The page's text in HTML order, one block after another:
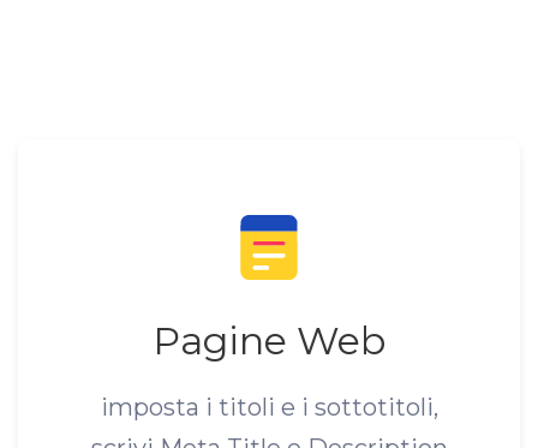
Pagine Web
imposta i titoli e i sottotitoli,